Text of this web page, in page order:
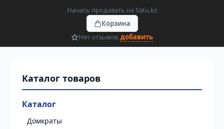
Начать продавать на Satu.kz
Корзина
Нет отзывов,добавить
Каталог
Домкраты